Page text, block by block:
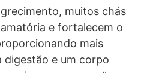
muitos chás
e fortalecem o
mais
digestão e um corpo